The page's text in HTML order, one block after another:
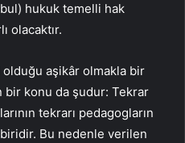
hukuk temelli hak
olacaktır.
aşikâr olmakla bir
bir konu da şudur: Tekrar
tekrarı pedagogların
Bu nedenle verilen